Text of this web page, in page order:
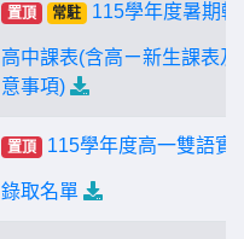
置頂 常駐 115學年度暑期
高中課表(含高ㄧ新生課表及
意事項)
置頂 115學年度高一雙語實
錄取名單